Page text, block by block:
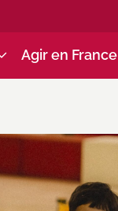
Agir en France